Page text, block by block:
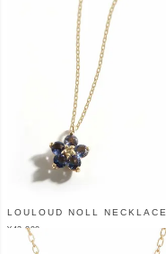
LOULOUD NOLL NECKLACE
¥ 43,890